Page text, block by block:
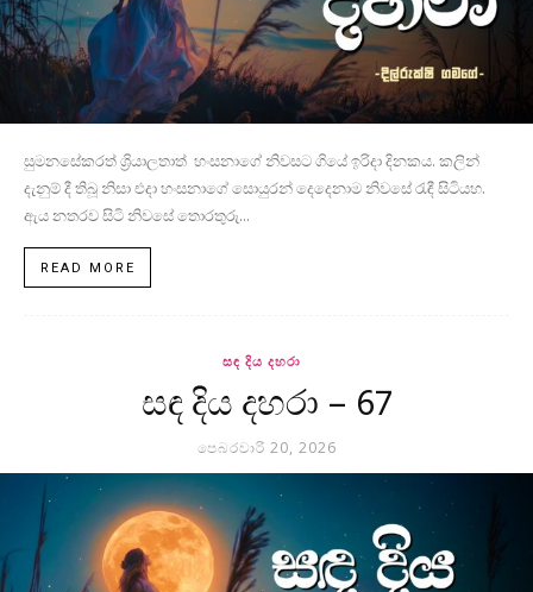
සුමනසේකරත් ශ්‍රියාලතාත් හංසනාගේ නිවසට ගියේ ඉරිදා දිනකය. කලින්
දැනුම් දී තිබූ නිසා එදා හංසනාගේ සොයුරන් දෙදෙනාම නිවසේ රැඳී සිටියහ.
ඇය නතරව සිටි නිවසේ තොරතුරු...
READ MORE
සඳ දිය දහරා
සඳ දිය දහරා – 67
පෙබරවාරි 20, 2026